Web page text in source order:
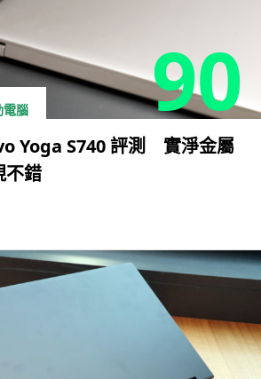
90
電腦
Yoga S740 評測 實淨金屬
不錯